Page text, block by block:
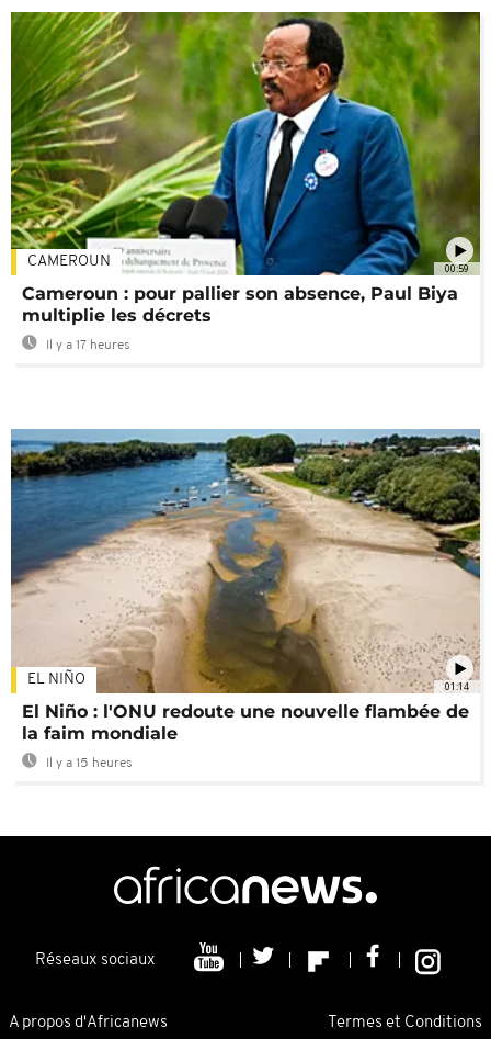
00:59
CAMEROUN
Cameroun : pour pallier son absence, Paul Biya
multiplie les décrets
Il y a 17 heures
01:14
EL NIÑO
El Niño : l'ONU redoute une nouvelle flambée de
la faim mondiale
Il y a 15 heures
Réseaux sociaux
A propos d'Africanews Termes et Conditions